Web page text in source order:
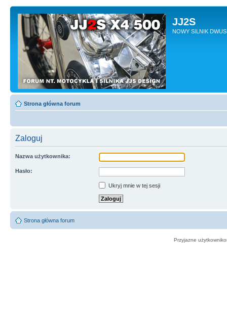
JJ2S
NOWY SILNIK
Strona główna forum
Zaloguj
Nazwa użytkownika:
Hasło:
Ukryj mnie w tej sesji
Strona główna forum
Przyjazne